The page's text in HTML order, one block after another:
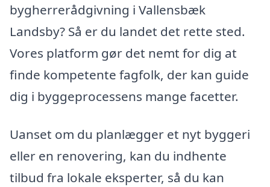
bygherrerådgivning i Vallensbæk
Landsby? Så er du landet det rette sted.
Vores platform gør det nemt for dig at
finde kompetente fagfolk, der kan guide
dig i byggeprocessens mange facetter.
Uanset om du planlægger et nyt byggeri
eller en renovering, kan du indhente
tilbud fra lokale eksperter, så du kan